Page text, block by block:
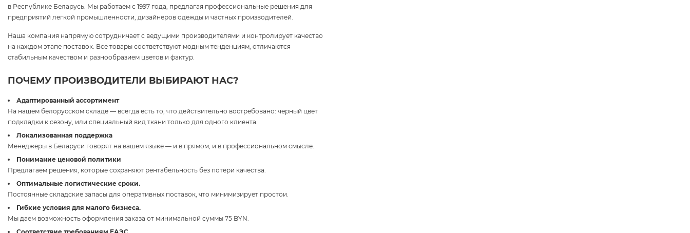
в Республике Беларусь. Мы работаем с 1997 года, предлагая профессиональные решения для
предприятий легкой промышленности, дизайнеров одежды и частных производителей.
Наша компания напрямую сотрудничает с ведущими производителями и контролирует качество
на каждом этапе поставок. Все товары соответствуют модным тенденциям, отличаются
стабильным качеством и разнообразием цветов и фактур.
ПОЧЕМУ ПРОИЗВОДИТЕЛИ ВЫБИРАЮТ НАС?
Адаптированный ассортимент
На нашем белорусском складе — всегда есть то, что действительно востребовано: черный цвет
подкладки к сезону, или специальный вид ткани только для одного клиента.
Локализованная поддержка
Менеджеры в Беларуси говорят на вашем языке — и в прямом, и в профессиональном смысле.
Понимание ценовой политики
Предлагаем решения, которые сохраняют рентабельность без потери качества.
Оптимальные логистические сроки.
Постоянные складские запасы для оперативных поставок, что минимизирует простои.
Гибкие условия для малого бизнеса.
Мы даем возможность оформления заказа от минимальной суммы 75 BYN.